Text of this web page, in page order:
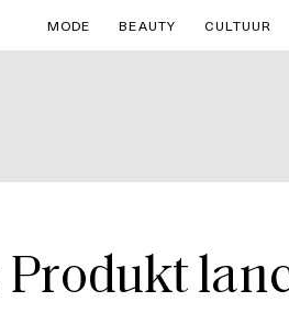
MODE BEAUTY CULTUUR
Produkt